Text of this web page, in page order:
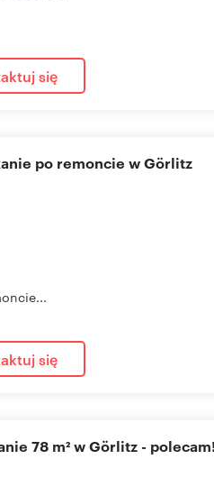
się
po remoncie w Görlitz
się
78 m² w Görlitz -